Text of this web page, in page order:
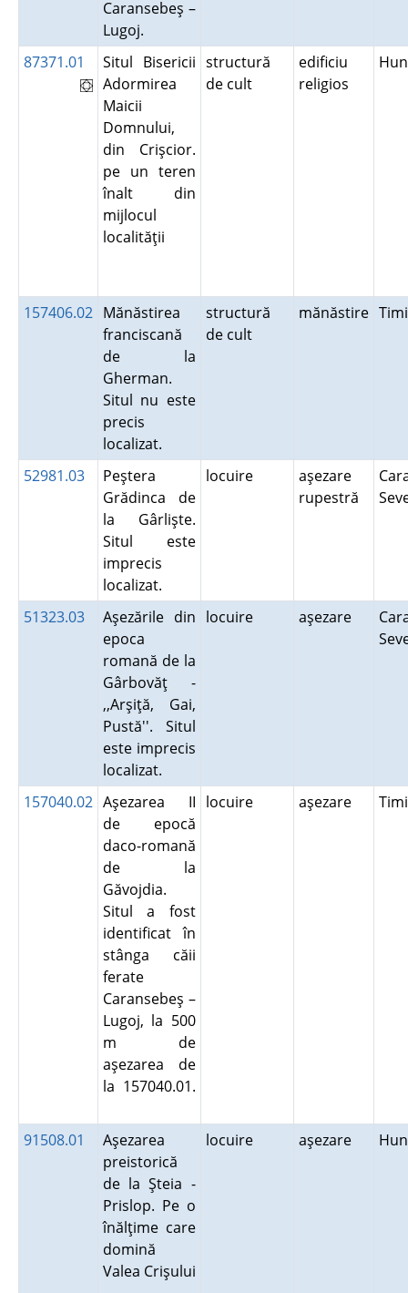
Caransebeş –
Lugoj.
87371.01
Situl Bisericii
Adormirea
Maicii
Domnului,
din Crişcior.
pe un teren
înalt din
mijlocul
localităţii
structură
de cult
edificiu
religios
157406.02 Mănăstirea
franciscană
de la
Gherman.
Situl nu este
precis
localizat.
structură
de cult
mănăstire
52981.03
Peştera
Grădinca de
la Gârlişte.
Situl este
imprecis
localizat.
locuire
aşezare
rupestră
51323.03
Aşezările din
epoca
romană de la
Gârbovăţ -
,,Arşiţă, Gai,
Pustă''. Situl
este imprecis
localizat.
locuire aşezare
157040.02 Aşezarea II
de epocă
daco-romană
de la
Găvojdia.
Situl a fost
identificat în
stânga căii
ferate
Caransebeş –
Lugoj, la 500
m de
aşezarea de
la 157040.01.
locuire aşezare
91508.01
Aşezarea
preistorică
de la Şteia -
Prislop. Pe o
înălţime care
domină
Valea Crişului
locuire aşezare